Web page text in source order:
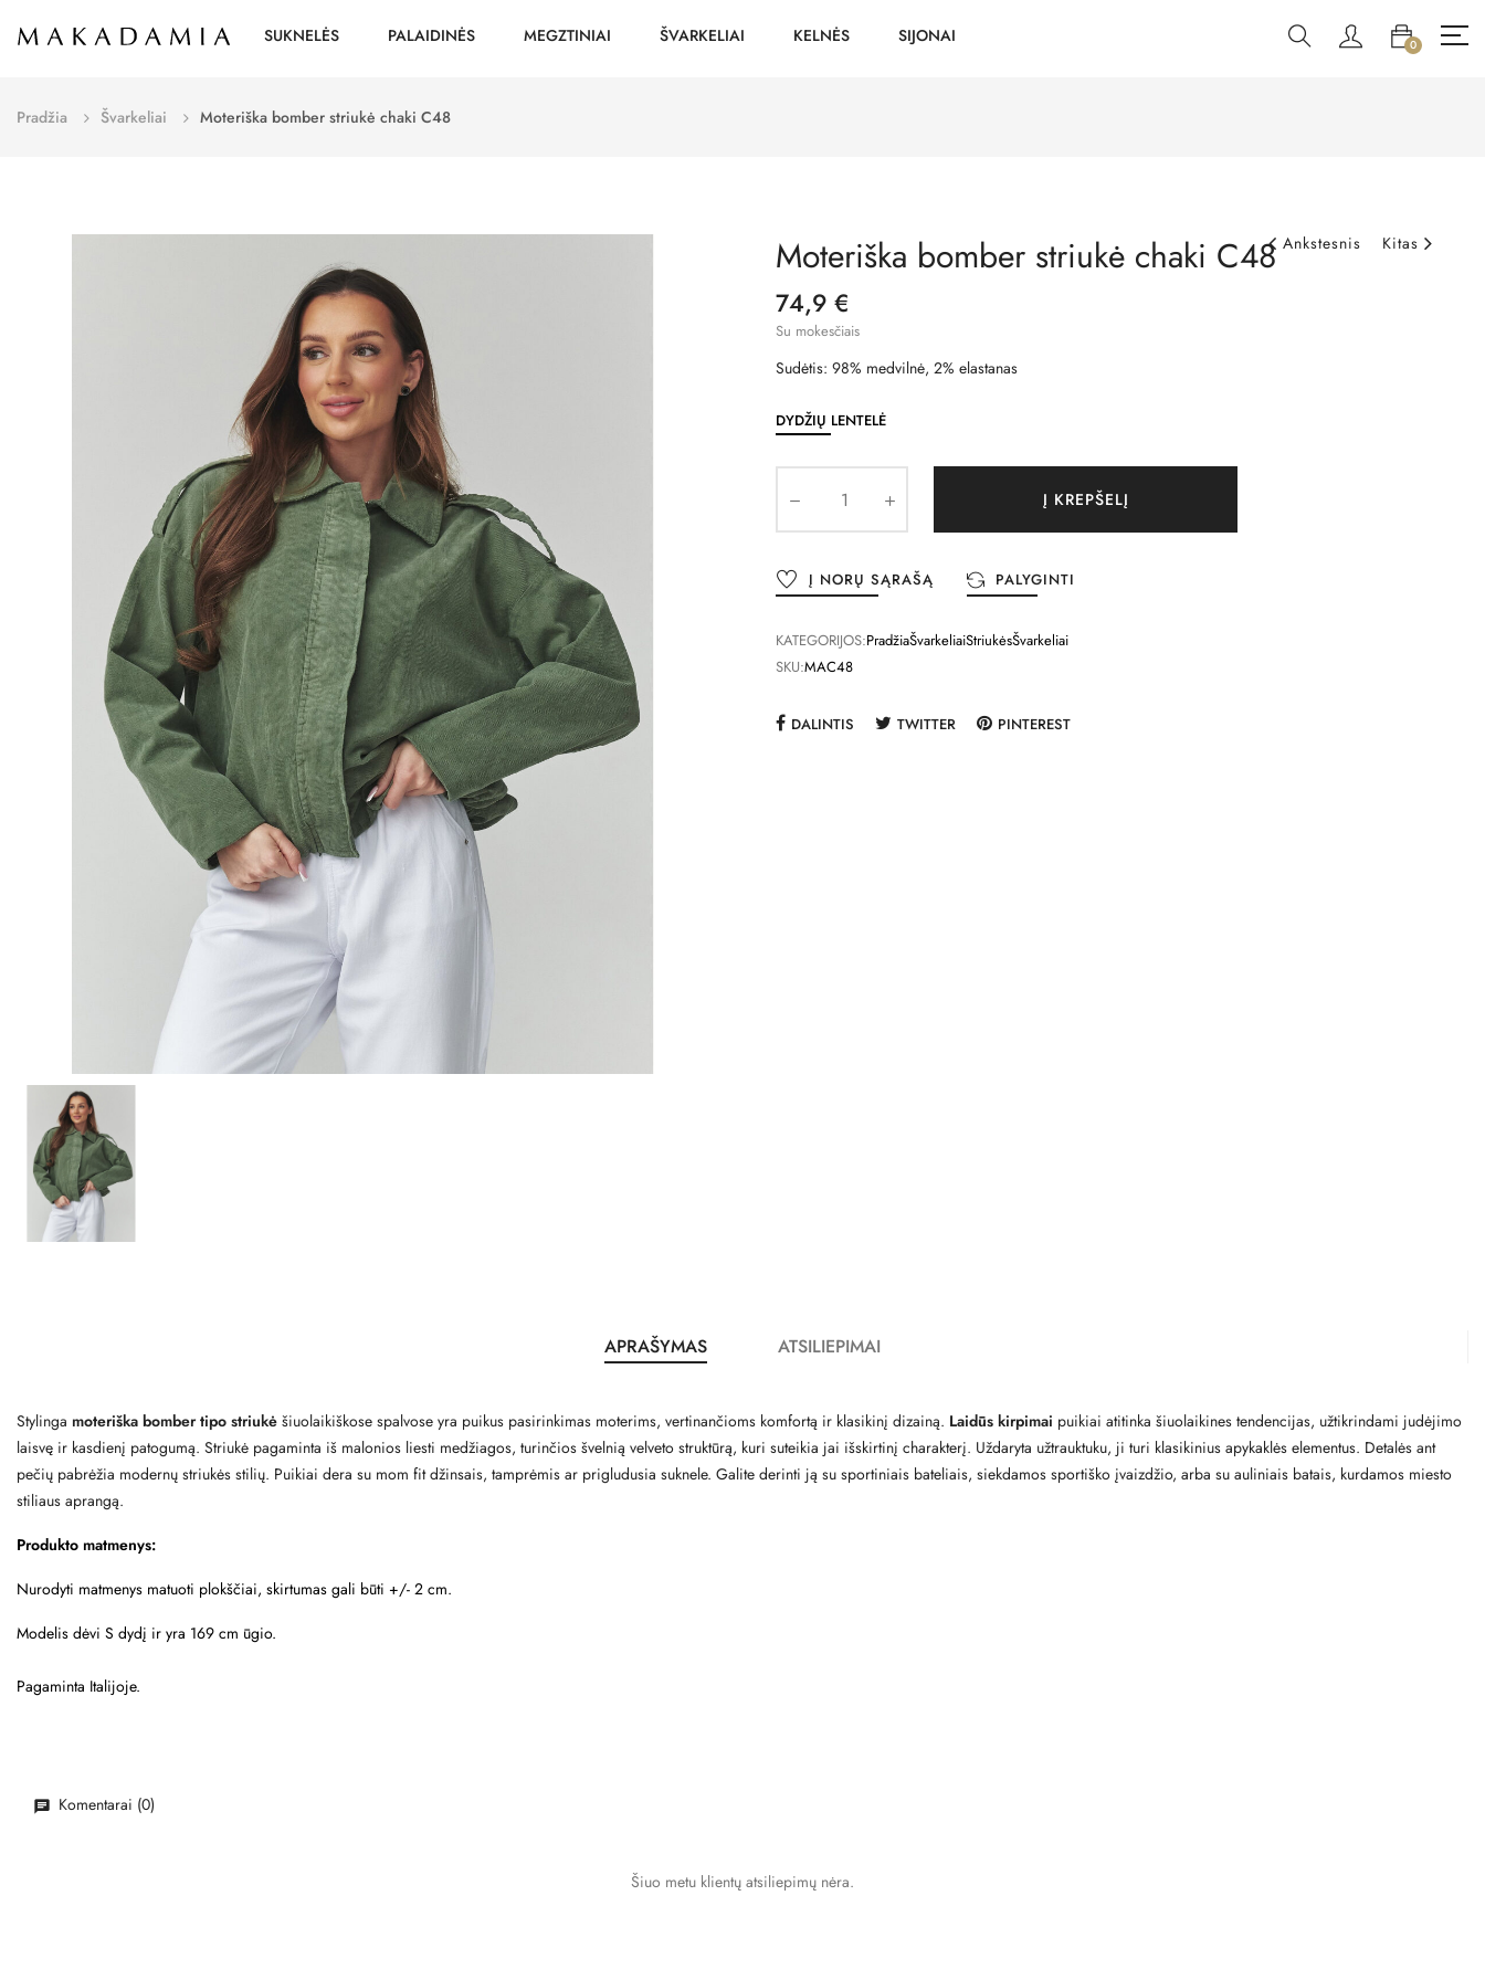
SUKNELĖS PALAIDINĖS MEGZTINIAI ŠVARKELIAI KELNĖS SIJONAI 0
Pradžia Švarkeliai Moteriška bomber striukė chaki C48
Ankstesnis Kitas
Moteriška bomber striukė chaki C48
74,9 €
Su mokesčiais
Sudėtis: 98% medvilnė, 2% elastanas
DYDŽIŲ LENTELĖ
Į KREPŠELĮ
Į NORŲ SĄRAŠĄ PALYGINTI
KATEGORIJOS:PradžiaŠvarkeliaiStriukėsŠvarkeliai
SKU:MAC48
DALINTIS TWITTER PINTEREST
APRAŠYMAS ATSILIEPIMAI
Stylinga moteriška bomber tipo striukė šiuolaikiškose spalvose yra puikus pasirinkimas moterims, vertinančioms komfortą ir klasikinį dizainą. Laidūs kirpimai puikiai atitinka šiuolaikines tendencijas, užtikrindami judėjimo
laisvę ir kasdienį patogumą. Striukė pagaminta iš malonios liesti medžiagos, turinčios švelnią velveto struktūrą, kuri suteikia jai išskirtinį charakterį. Uždaryta užtrauktuku, ji turi klasikinius apykaklės elementus. Detalės ant
pečių pabrėžia modernų striukės stilių. Puikiai dera su mom fit džinsais, tamprėmis ar prigludusia suknele. Galite derinti ją su sportiniais bateliais, siekdamos sportiško įvaizdžio, arba su auliniais batais, kurdamos miesto
stiliaus aprangą.
Produkto matmenys:
Nurodyti matmenys matuoti plokščiai, skirtumas gali būti +/- 2 cm.
Modelis dėvi S dydį ir yra 169 cm ūgio.
Pagaminta Italijoje.
Komentarai (0)
Šiuo metu klientų atsiliepimų nėra.